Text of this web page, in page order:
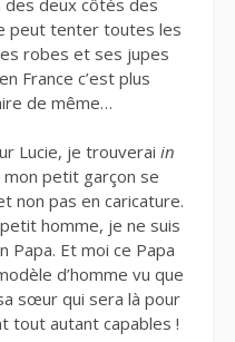
peut tenter toutes les
robes et ses jupes
France c’est plus
de même…
Lucie, je trouverai in
petit garçon se
non pas en caricature.
homme, je ne suis
Papa. Et moi ce Papa
d’homme vu que
sœur qui sera là pour
tout autant capables !